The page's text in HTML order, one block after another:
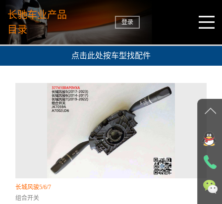
长驰车业产品
目录
登录
点击此处按车型找配件
长城风骏5/6/7
组合开关